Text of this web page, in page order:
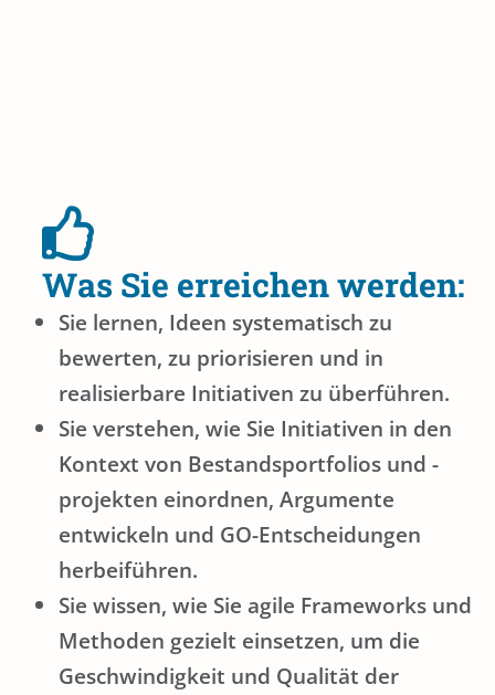
Was Sie erreichen werden:
Sie lernen, Ideen systematisch zu
bewerten, zu priorisieren und in
realisierbare Initiativen zu überführen.
Sie verstehen, wie Sie Initiativen in den
Kontext von Bestandsportfolios und -
projekten einordnen, Argumente
entwickeln und GO-Entscheidungen
herbeiführen.
Sie wissen, wie Sie agile Frameworks und
Methoden gezielt einsetzen, um die
Geschwindigkeit und Qualität der